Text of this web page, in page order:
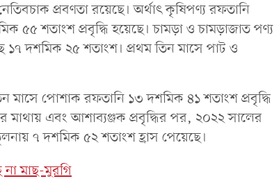
প্রবণতা রয়েছে। অর্থাৎ কৃষিপণ্য রফতানি
৫৫ শতাংশ প্রবৃদ্ধি হয়েছে। চামড়া ও চামড়াজাত পণ্য
১৭ দশমিক ২৫ শতাংশ। প্রথম তিন মাসে পাট ও
মাসে পোশাক রফতানি ১৩ দশমিক ৪১ শতাংশ প্রবৃদ্ধি
মাথায় এবং আশাব্যঞ্জক প্রবৃদ্ধির পর, ২০২২ সালের
৭ দশমিক ৫২ শতাংশ হ্রাস পেয়েছে।
না মাছ-মুরগি